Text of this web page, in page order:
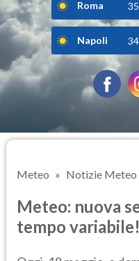
Roma
Napoli
Meteo Notizie Meteo
Meteo: nuova
tempo